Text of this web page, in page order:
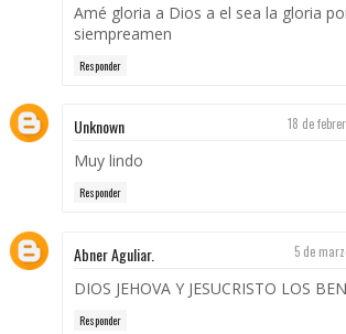
Amé gloria a Dios a el sea la gloria
siempreamen
Responder
Unknown 18 de
Muy lindo
Responder
Abner Aguliar. 5 de
DIOS JEHOVA Y JESUCRISTO LOS
Responder